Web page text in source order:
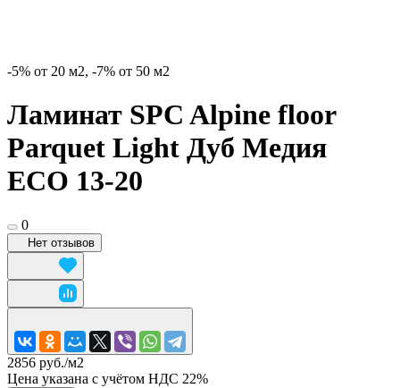
-5% от 20 м2, -7% от 50 м2
Ламинат SPC Alpine floor
Parquet Light Дуб Медия
ECO 13-20
0
Нет отзывов
2856 руб./м2
Цена указана с учётом НДС 22%